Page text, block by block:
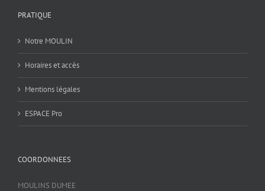
PRATIQUE
Notre MOULIN
Horaires et accès
Mentions légales
ESPACE Pro
COORDONNEES
MOULINS DUMEE